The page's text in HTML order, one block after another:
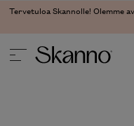
Tervetuloa Skannolle! Olemme